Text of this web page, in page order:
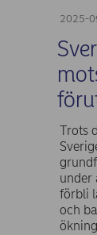
2025-
Trots
under
förbli
och